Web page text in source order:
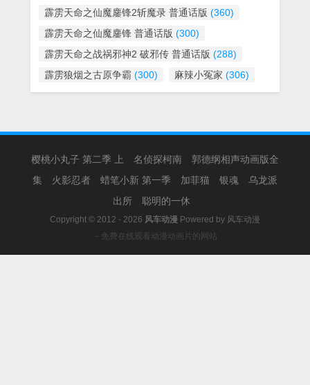
霹雳天命之仙魔鏖锋2斩魔录 普通话版 (360)
霹雳天命之仙魔鏖锋 普通话版 (300)
霹雳天命之战祸邪神2 破邪传 普通话版 (288)
霹雳狼烟之古原争霸 (300) 麻辣小冤家 (306)
樱桃小丸子 第二季 上 名侦探柯南
郭德纲相声动画版全
集
火影忍者 蜡笔小新 第一季 加菲猫 银魂
乌龙派
出所
聪明的一休
Copyright © 2012 - 2026 风车动漫 Powered by 风车动漫
－免费在线观看动漫动画片的网站